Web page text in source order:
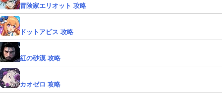
冒険家エリオット 攻略
ドットアビス 攻略
紅の砂漠 攻略
カオゼロ 攻略